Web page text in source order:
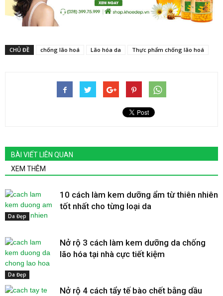
CHỦ ĐỀ chống lão hoá Lão hóa da Thực phẩm chống lão hoá
BÀI VIẾT LIÊN QUAN
XEM THÊM
Da Đẹp
10 cách làm kem dưỡng ẩm từ thiên nhiên
tốt nhất cho từng loại da
Da Đẹp
Nở rộ 3 cách làm kem dưỡng da chống
lão hóa tại nhà cực tiết kiệm
Nở rộ 4 cách tẩy tế bào chết bằng dầu